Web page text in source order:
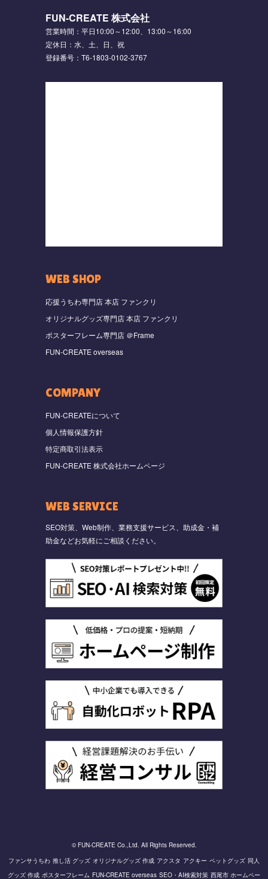
FUN-CREATE 株式会社
営業時間：平日10:00～12:00、13:00～16:00
定休日：水、土、日、祝
登録番号：T6-1803-0102-3767
WEB SHOP
応援うちわ専門店 本店 ファンクリ
オリジナルグッズ専門店 本店 ファンクリ
ポスターフレーム専門店 ＠Frame
FUN-CREATE overseas
COMPANY
FUN-CREATEについて
個人情報保護方針
特定商取引法表示
FUN-CREATE 株式会社ホームページ
WEB SERVICE
SEO対策、Web制作、業務支援サービス、助成金・補
助金などお気軽にご相談ください。
© FUN-CREATE Co.,Ltd. All Rights Reserved.
ファンサうちわ 推し活 グッズ オリジナルグッズ 作成 アクスタ アクキー ペットグッズ 同人
グッズ 作成 ポスターフレーム FUN-CREATE overseas SEO・AI検索対策 西尾市 ホームペー